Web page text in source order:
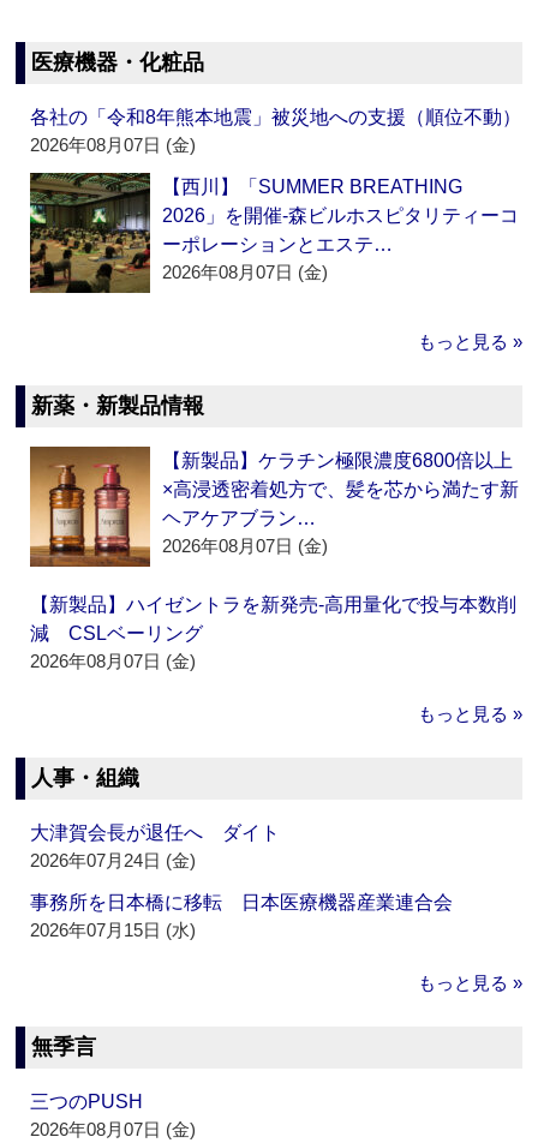
医療機器・化粧品
各社の「令和8年熊本地震」被災地への支援（順位不動）
2026年08月07日 (金)
【西川】「SUMMER BREATHING
2026」を開催‐森ビルホスピタリティーコ
ーポレーションとエステ…
2026年08月07日 (金)
もっと見る »
新薬・新製品情報
【新製品】ケラチン極限濃度6800倍以上
×高浸透密着処方で、髪を芯から満たす新
ヘアケアブラン…
2026年08月07日 (金)
【新製品】ハイゼントラを新発売‐高用量化で投与本数削
減 CSLベーリング
2026年08月07日 (金)
もっと見る »
人事・組織
大津賀会長が退任へ ダイト
2026年07月24日 (金)
事務所を日本橋に移転 日本医療機器産業連合会
2026年07月15日 (水)
もっと見る »
無季言
三つのPUSH
2026年08月07日 (金)